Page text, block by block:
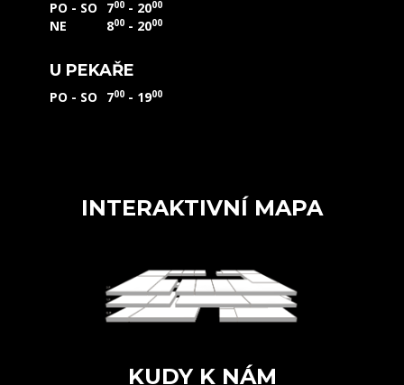
PO - SO 700 - 2000
NE 800 - 2000
U PEKAŘE
PO - SO 700 - 1900
INTERAKTIVNÍ MAPA
KUDY K NÁM